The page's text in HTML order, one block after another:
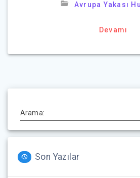
Avrupa Yakası
Devamı
Arama:
Son Yazılar